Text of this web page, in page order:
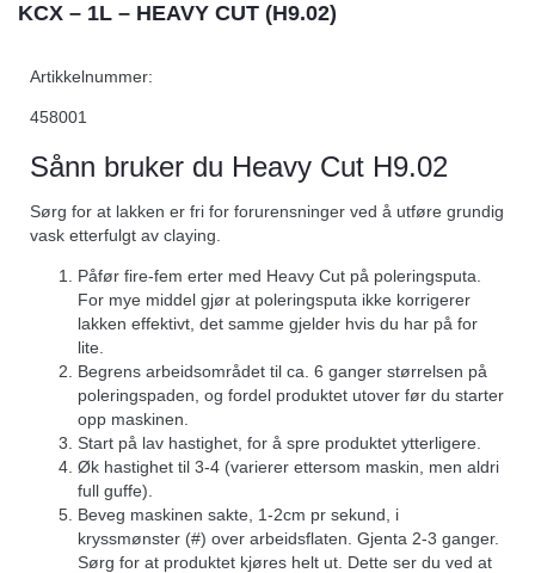
KCX – 1L – HEAVY CUT (H9.02)
Artikkelnummer:
458001
Sånn bruker du Heavy Cut H9.02
Sørg for at lakken er fri for forurensninger ved å utføre grundig
vask etterfulgt av claying.
Påfør fire-fem erter med Heavy Cut på poleringsputa.
For mye middel gjør at poleringsputa ikke korrigerer
lakken effektivt, det samme gjelder hvis du har på for
lite.
Begrens arbeidsområdet til ca. 6 ganger størrelsen på
poleringspaden, og fordel produktet utover før du starter
opp maskinen.
Start på lav hastighet, for å spre produktet ytterligere.
Øk hastighet til 3-4 (varierer ettersom maskin, men aldri
full guffe).
Beveg maskinen sakte, 1-2cm pr sekund, i
kryssmønster (#) over arbeidsflaten. Gjenta 2-3 ganger.
Sørg for at produktet kjøres helt ut. Dette ser du ved at